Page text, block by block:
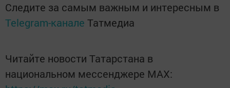
Следите за самым важным и интересным в
Telegram-канале Татмедиа
Читайте новости Татарстана в
национальном мессенджере MАХ: